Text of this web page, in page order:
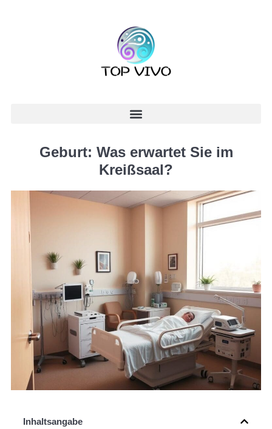
Geburt: Was erwartet Sie im
Kreißsaal?
Inhaltsangabe